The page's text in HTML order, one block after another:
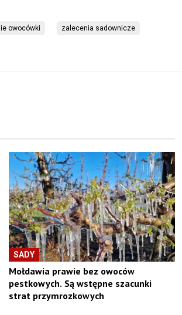
owocówki zalecenia sadownicze
SADY
Mołdawia prawie bez owoców
pestkowych. Są wstępne szacunki
strat przymrozkowych